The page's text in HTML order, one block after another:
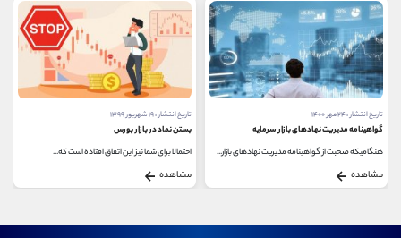
تاریخ انتشار : ۲۴ مهر ۱۴۰۰
گواهینامه مدیریت نهادهای بازار سرمایه
هنگامیکه صحبت از گواهینامه مدیریت نهادهای بازار...
مشاهده
تاریخ انتشار : ۱۹ شهریور ۱۳۹۹
بستن نماد در بازار بورس
احتمالا برای شما نیز این اتفاق افتاده است که...
مشاهده